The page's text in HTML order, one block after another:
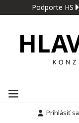
Podporte HS
Prihlásiť sa